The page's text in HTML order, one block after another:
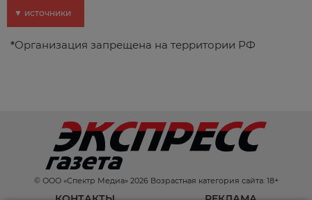
▼ источники
*Организация запрещена на территории РФ
© ООО «Спектр Медиа» 2026 Возрастная категория сайта: 18+